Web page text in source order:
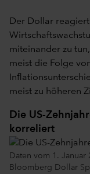
Der Dollar
miteinander zu
meist die Folge
meist zu höheren
Die US-
korreliert
Daten vom 1.
Bloomberg Dollar